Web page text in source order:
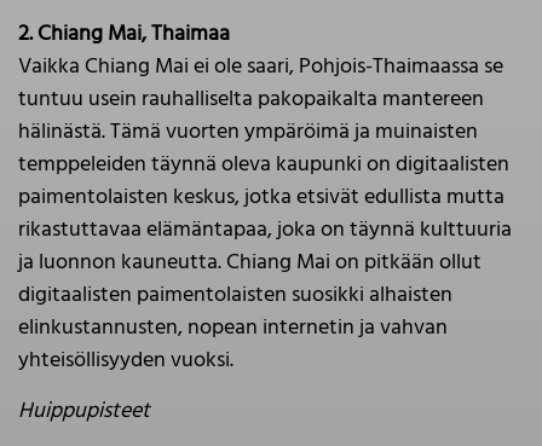
2. Chiang Mai, Thaimaa
Vaikka Chiang Mai ei ole saari, Pohjois-Thaimaassa se
tuntuu usein rauhalliselta pakopaikalta mantereen
hälinästä. Tämä vuorten ympäröimä ja muinaisten
temppeleiden täynnä oleva kaupunki on digitaalisten
paimentolaisten keskus, jotka etsivät edullista mutta
rikastuttavaa elämäntapaa, joka on täynnä kulttuuria
ja luonnon kauneutta. Chiang Mai on pitkään ollut
digitaalisten paimentolaisten suosikki alhaisten
elinkustannusten, nopean internetin ja vahvan
yhteisöllisyyden vuoksi.
Huippupisteet